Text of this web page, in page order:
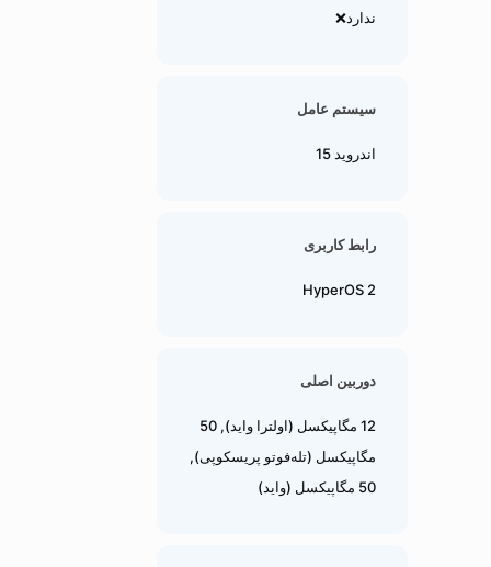
12 مگاپیکسل (اولترا واید), 50
مگاپیکسل (تله‌فوتو پریسکوپی),